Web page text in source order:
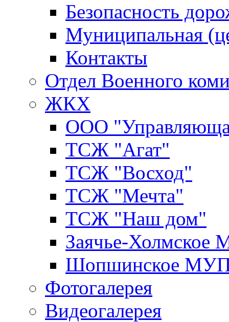
Безопасность
Муниципальная
Контакты
Отдел Военного
ЖКХ
ООО
ТСЖ "Агат"
ТСЖ "Восход"
ТСЖ "Мечта"
ТСЖ "Наш дом"
Заячье-
Шопшинское
Фотогалерея
Видеогалерея